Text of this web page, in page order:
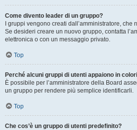
Come divento leader di un gruppo?
I gruppi vengono creati dall’amministratore,
Se desideri creare un nuovo gruppo, contatta
elettronica o con un messaggio privato.
Top
Perché alcuni gruppi di utenti appaiono in
È possibile per l’amministratore della Board
un gruppo per rendere più semplice identificarli.
Top
Che cos’è un gruppo di utenti predefinito?